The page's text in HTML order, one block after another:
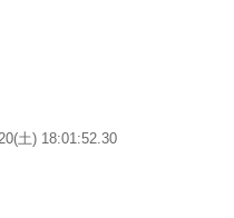
土) 18:01:52.30